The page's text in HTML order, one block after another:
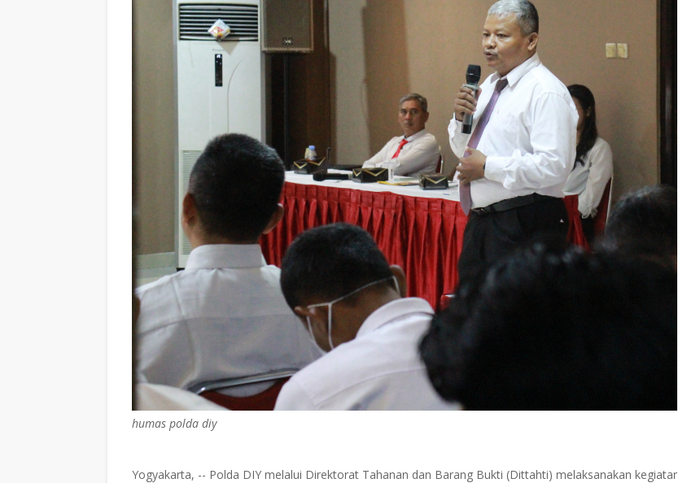
humas polda diy
Yogyakarta, -- Polda DIY melalui Direktorat Tahanan dan Barang Bukti (Dittahti) melaksanakan kegiatan